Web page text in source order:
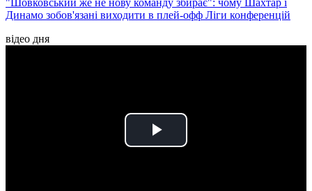
"Шовковський же не нову команду збирає": чому Шахтар і
Динамо зобов'язані виходити в плей-офф Ліги конференцій
відео дня
Play